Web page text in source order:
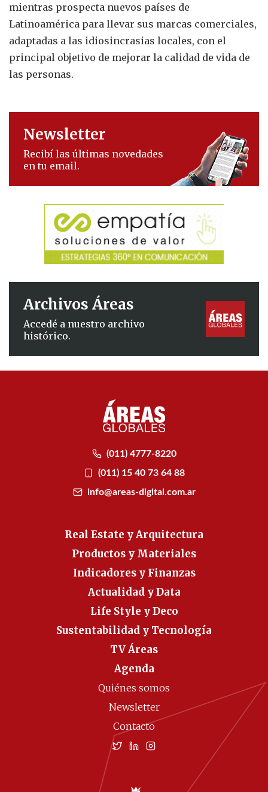
mientras prospecta nuevos países de
Latinoamérica para llevar sus marcas comerciales,
adaptadas a las idiosincrasias locales, con el
principal objetivo de mejorar la calidad de vida de
las personas.
Newsletter
Recibí las últimas novedades
en tu email.
Archivos Áreas
Accedé a nuestro archivo
histórico.
(011) 4777-8220
(011) 15 40 73 64 88
info@areas-digital.com.ar
Real Estate y Arquitectura
Productos y Materiales
Indicadores y Finanzas
Actualidad y Data
Life Style y Deco
Sustentabilidad y Tecnología
TV Áreas
Agenda
Quiénes somos
Newsletter
Contacto